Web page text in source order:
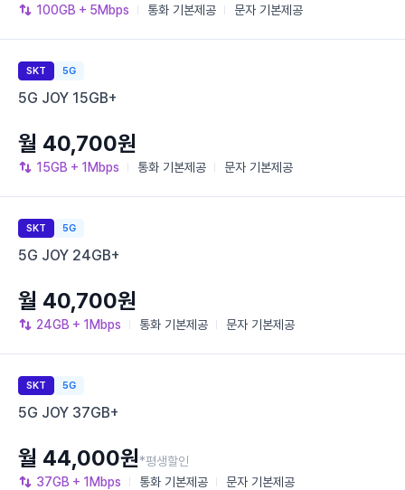
100GB + 5Mbps 통화 기본제공 문자 기본제공
SKT 5G
5G JOY 15GB+
15GB + 1Mbps 통화 기본제공 문자 기본제공
월 40,700원
SKT 5G
5G JOY 24GB+
24GB + 1Mbps 통화 기본제공 문자 기본제공
월 40,700원
SKT 5G
5G JOY 37GB+
37GB + 1Mbps 통화 기본제공 문자 기본제공
월 44,000원*평생할인